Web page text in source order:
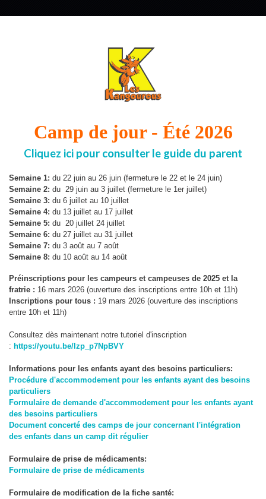
Camp de jour - Été 2026
Cliquez ici pour consulter le guide du parent
Semaine 1: du 22 juin au 26 juin (fermeture le 22 et le 24 juin)
Semaine 2: du 29 juin au 3 juillet (fermeture le 1er juillet)
Semaine 3: du 6 juillet au 10 juillet
Semaine 4: du 13 juillet au 17 juillet
Semaine 5: du 20 juillet 24 juillet
Semaine 6: du 27 juillet au 31 juillet
Semaine 7: du 3 août au 7 août
Semaine 8: du 10 août au 14 août
Préinscriptions pour les campeurs et campeuses de 2025 et la
fratrie : 16 mars 2026 (ouverture des inscriptions entre 10h et 11h)
Inscriptions pour tous : 19 mars 2026 (ouverture des inscriptions
entre 10h et 11h)
Consultez dès maintenant notre tutoriel d'inscription
: https://youtu.be/lzp_p7NpBVY
Informations pour les enfants ayant des besoins particuliers:
Procédure d'accommodement pour les enfants ayant des besoins
particuliers
Formulaire de demande d'accommodement pour les enfants ayant
des besoins particuliers
Document concerté des camps de jour concernant l'intégration
des enfants dans un camp dit régulier
Formulaire de prise de médicaments:
Formulaire de prise de médicaments
Formulaire de modification de la fiche santé: